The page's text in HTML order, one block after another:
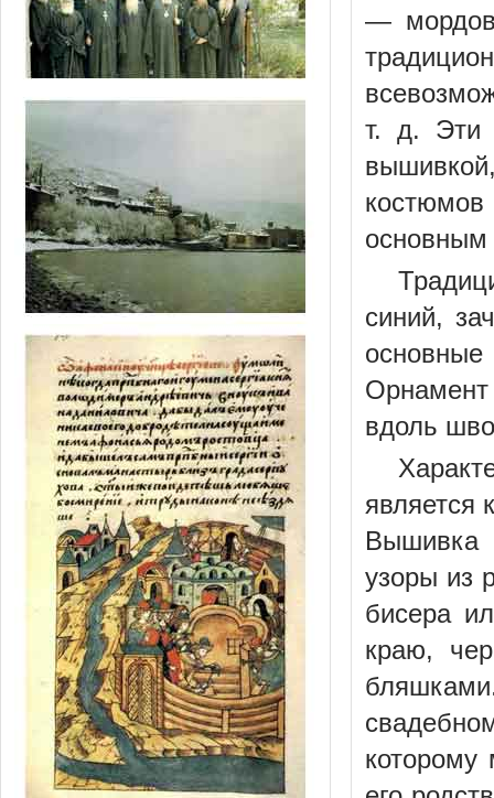
—
т. д. Эти
основным
синий,
вдоль
является
Вышивка
узоры из
бисера
краю,